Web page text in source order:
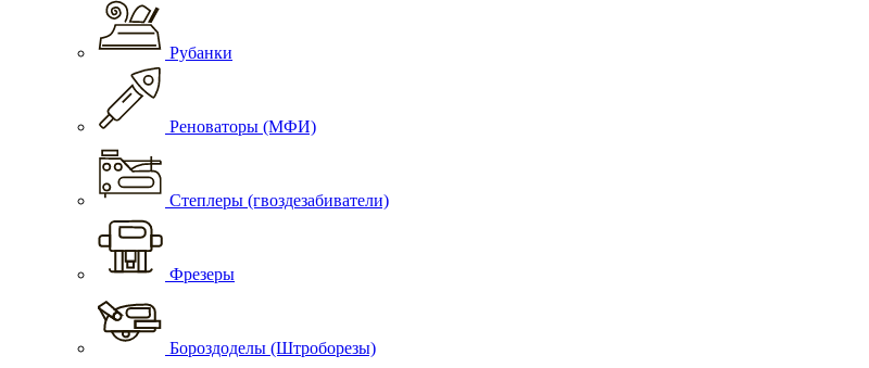
Рубанки
Реноваторы (МФИ)
Степлеры (гвоздезабиватели)
Фрезеры
Бороздоделы (Штроборезы)